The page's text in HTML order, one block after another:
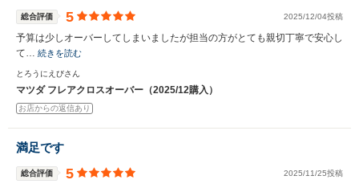
総合評価 5 2025/12/04投稿
予算は少しオーバーしてしまいましたが担当の方がとても親切丁寧で安心し
て… 続きを読む
とろうにえびさん
マツダ フレアクロスオーバー（2025/12購入）
お店からの返信あり
満足です
総合評価 5 2025/11/25投稿